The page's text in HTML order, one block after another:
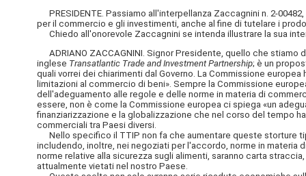
PRESIDENTE. Passiamo all'interpellanza Zaccagnini n. 2-
per il commercio e gli investimenti, anche al fine di tutelare i
Chiedo all'onorevole Zaccagnini se intenda illustrare la sua
ADRIANO ZACCAGNINI. Signor Presidente, quello che
inglese Transatlantic Trade and Investment Partnership; è un
quali vorrei dei chiarimenti dal Governo. La Commissione
limitazioni al commercio di beni». Sempre la Commissione
dell'adeguamento alle regole e delle norme in materia di
essere, non è come la Commissione europea ci spiega «un
finanziarizzazione e la globalizzazione che nel corso del tempo
commerciali tra Paesi diversi.
Nello specifico il TTIP non fa che aumentare queste storture
includendo, inoltre, nei negoziati per l'accordo, norme in materia
norme relative alla sicurezza sugli alimenti, saranno carta
attualmente vietati nel nostro Paese.